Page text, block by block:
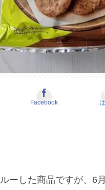
Facebook
ーした商品ですが、6